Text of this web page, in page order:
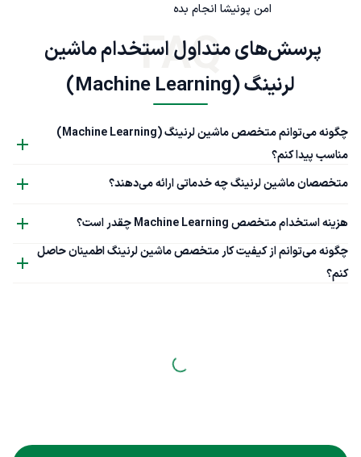
امن پونیشا انجام بده
پرسش‌های متداول استخدام ماشین
لرنینگ (Machine Learning) FAQ
چگونه می‌توانم متخصص ماشین لرنینگ (Machine Learning)
مناسب پیدا کنم؟
متخصصان ماشین لرنینگ چه خدماتی ارائه می‌دهند؟
هزینه استخدام متخصص Machine Learning چقدر است؟
چگونه می‌توانم از کیفیت کار متخصص ماشین لرنینگ اطمینان حاصل
کنم؟